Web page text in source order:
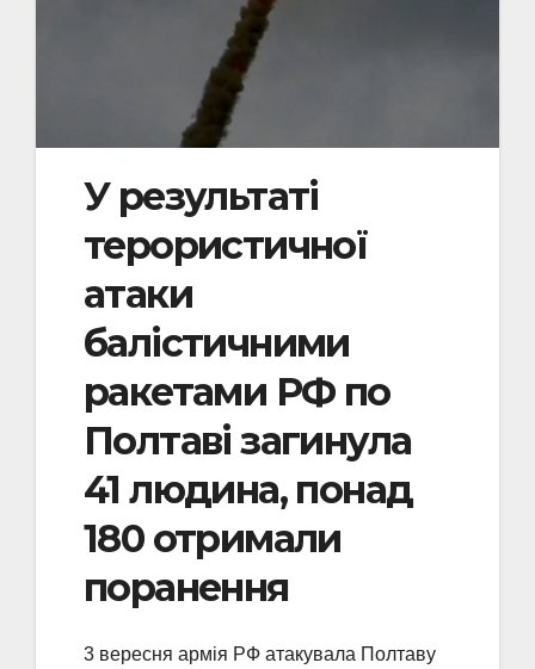
У результаті
терористичної
атаки
балістичними
ракетами РФ по
Полтаві загинула
41 людина, понад
180 отримали
поранення
3 вересня армія РФ атакувала Полтаву